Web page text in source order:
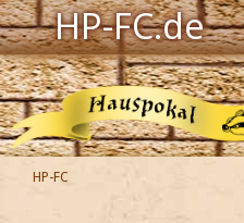
HP-FC.de
Navigation
Harry Potter
Der HP-FC
HP-FC